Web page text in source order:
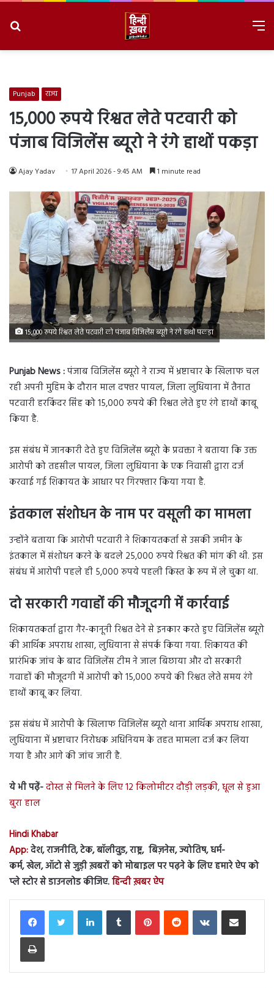
Punjab राज्य
15,000 रुपये रिश्वत लेते पटवारी को
पंजाब विजिलेंस ब्यूरो ने रंगे हाथों पकड़ा
Ajay Yadav 17 April 2026 - 9:45 AM 1 minute read
15,000 रुपये रिश्वत लेते पटवारी को पंजाब विजिलेंस ब्यूरो ने रंगे हाथों पकड़ा
Punjab News :पंजाब विजिलेंस ब्यूरो ने राज्य में भ्रष्टाचार के खिलाफ चल
रही अपनी मुहिम के दौरान माल दफ्तर पायल, जिला लुधियाना में तैनात
पटवारी हरकिंदर सिंह को 15,000 रुपये की रिश्वत लेते हुए रंगे हाथों काबू
किया है.
इस संबंध में जानकारी देते हुए विजिलेंस ब्यूरो के प्रवक्ता ने बताया कि उक्त
आरोपी को तहसील पायल, जिला लुधियाना के एक निवासी द्वारा दर्ज
करवाई गई शिकायत के आधार पर गिरफ्तार किया गया है.
इंतकाल संशोधन के नाम पर वसूली का मामला
उन्होंने बताया कि आरोपी पटवारी ने शिकायतकर्ता से उसकी जमीन के
इंतकाल में संशोधन करने के बदले 25,000 रुपये रिश्वत की मांग की थी. इस
संबंध में आरोपी पहले ही 5,000 रुपये पहली किस्त के रूप में ले चुका था.
दो सरकारी गवाहों की मौजूदगी में कार्रवाई
शिकायतकर्ता द्वारा गैर-कानूनी रिश्वत देने से इनकार करते हुए विजिलेंस ब्यूरो
की आर्थिक अपराध शाखा, लुधियाना से संपर्क किया गया. शिकायत की
प्रारंभिक जांच के बाद विजिलेंस टीम ने जाल बिछाया और दो सरकारी
गवाहों की मौजूदगी में आरोपी को 15,000 रुपये की रिश्वत लेते समय रंगे
हाथों काबू कर लिया.
इस संबंध में आरोपी के खिलाफ विजिलेंस ब्यूरो थाना आर्थिक अपराध शाखा,
लुधियाना में भ्रष्टाचार निरोधक अधिनियम के तहत मामला दर्ज कर लिया
गया है और आगे की जांच जारी है.
ये भी पढ़ें-दोस्त से मिलने के लिए 12 किलोमीटर दौड़ी लड़की, धूल से हुआ
बुरा हाल
Hindi Khabar
App:देश, राजनीति, टेक, बॉलीवुड, राष्ट्र, बिज़नेस, ज्योतिष, धर्म-
कर्म, खेल, ऑटो से जुड़ी ख़बरों को मोबाइल पर पढ़ने के लिए हमारे ऐप को
प्ले स्टोर से डाउनलोड कीजिए.हिन्दी ख़बर ऐप
LinkedInTumblr PinterestReddit VKontakteShare via Email
Print